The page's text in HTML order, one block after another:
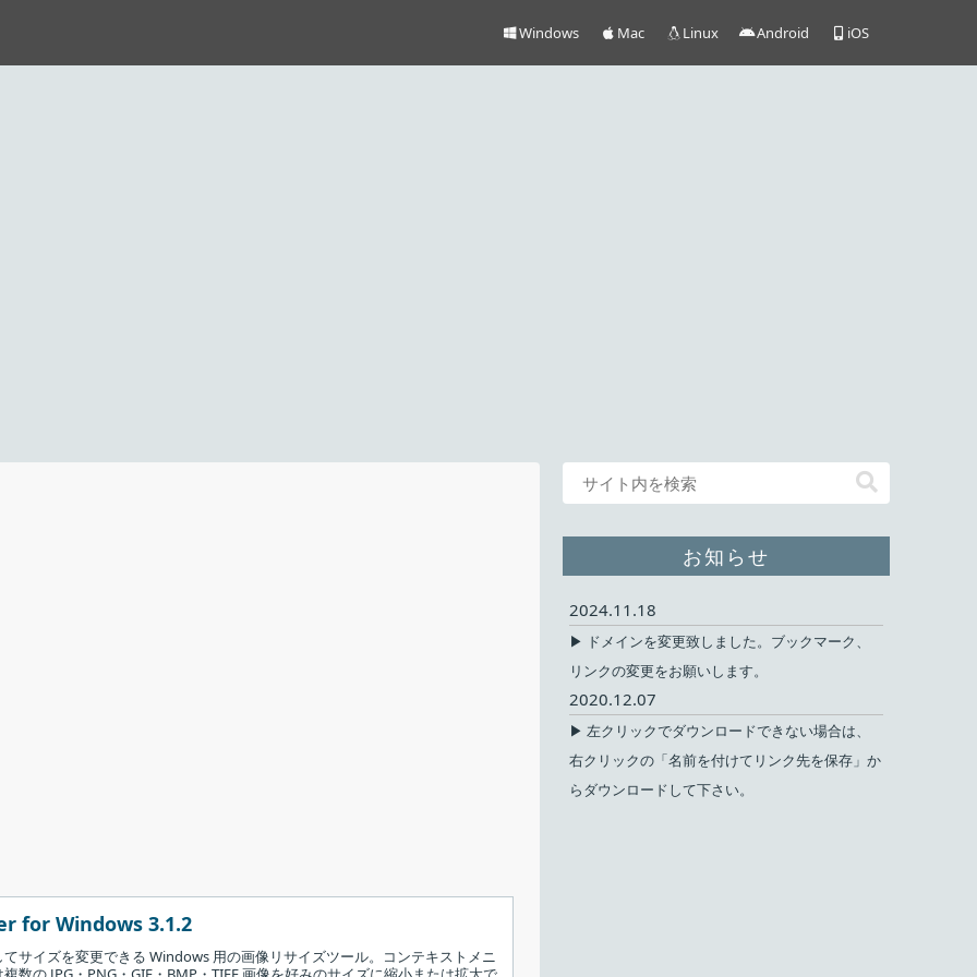
Windows Mac Linux Android iOS
for Windows 3.1.2
サイズを変更できる Windows 用の画像リサイズツール。コンテキストメニ
お知らせ
2024.11.18
▶ ドメインを変更致しました。ブックマーク、
リンクの変更をお願いします。
2020.12.07
▶ 左クリックでダウンロードできない場合は、
右クリックの「名前を付けてリンク先を保存」か
らダウンロードして下さい。